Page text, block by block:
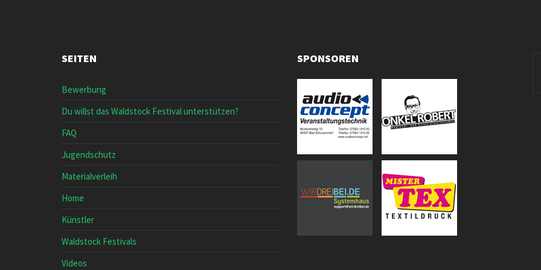
SEITEN
Bewerbung
Du willst das Waldstock Festival unterstützen?
FAQ
Jugendschutz
Materialverleih
Home
Künstler
Waldstock Festivals
Videos
SPONSOREN